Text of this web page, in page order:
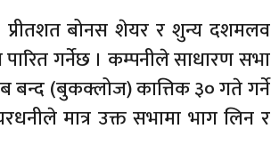
बोनस शेयर र शुन्य दशमलव
गर्नेछ । कम्पनीले साधारण सभा
बन्द (बुकक्लोज) कात्तिक ३० गते गर्ने
मात्र उक्त सभामा भाग लिन र